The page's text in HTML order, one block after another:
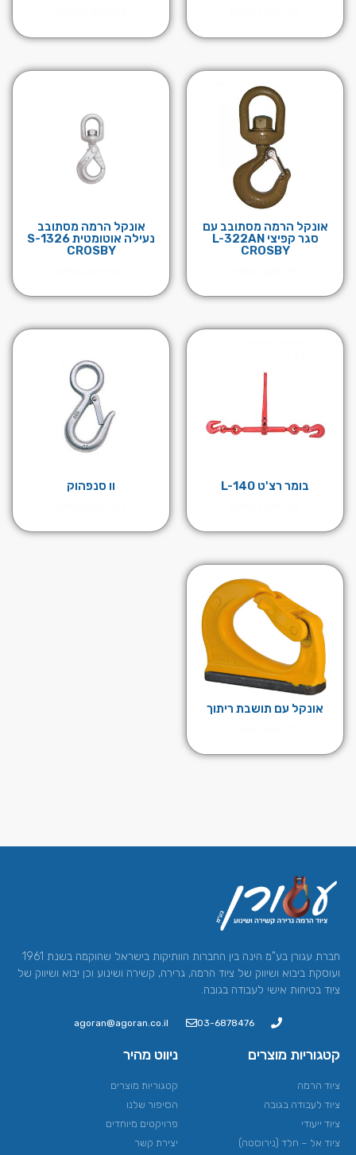
אונקל הרמה מסתובב עם
סגר קפיצי L-322AN
CROSBY
אונקל הרמה מסתובב
נעילה אוטומטית S-1326
CROSBY
בומר רצ'ט L-140 וו סנפהוק
אונקל עם תושבת ריתוך
חברת עגורן בע"מ הינה בין החברות הוותיקות בישראל שהוקמה בשנת 1961
ועוסקת ביבוא ושיווק של ציוד הרמה, גרירה, קשירה ושינוע וכן יבוא ושיווק של
ציוד בטיחות אישי לעבודה בגובה.
03-6878476
agoran@agoran.co.il
קטגוריות מוצרים
ציוד הרמה​
ציוד לעבודה בגובה
ציוד ייעודי
ציוד אל – חלד (נירוסטה)
ניווט מהיר
קטגוריות מוצרים
הסיפור שלנו
פרויקטים מיוחדים
יצירת קשר